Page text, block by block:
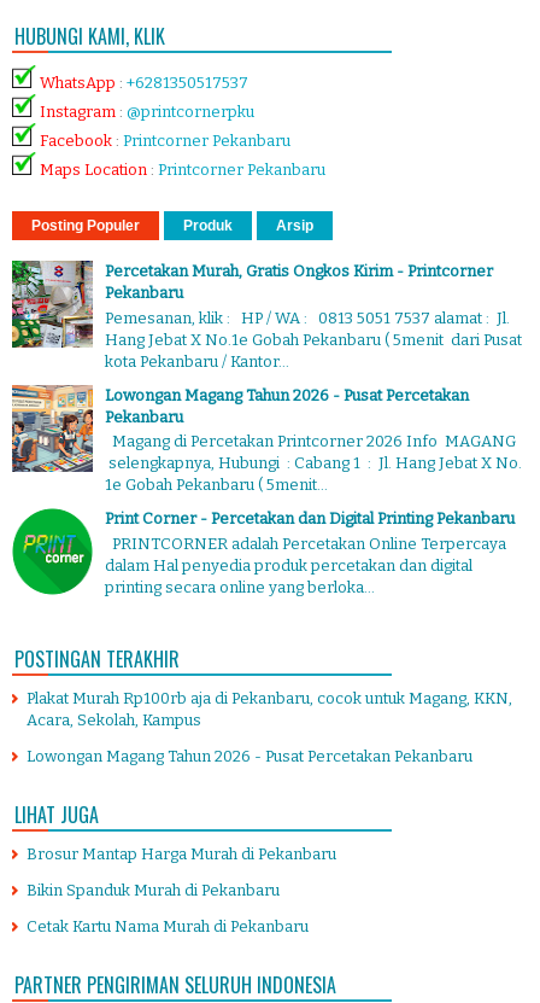
HUBUNGI KAMI, KLIK
WhatsApp : +6281350517537
Instagram : @printcornerpku
Facebook : Printcorner Pekanbaru
Maps Location : Printcorner Pekanbaru
Posting Populer Produk Arsip
Percetakan Murah, Gratis Ongkos Kirim - Printcorner
Pekanbaru
Pemesanan, klik : HP / WA : 0813 5051 7537 alamat : Jl.
Hang Jebat X No.1e Gobah Pekanbaru ( 5menit dari Pusat
kota Pekanbaru / Kantor...
Lowongan Magang Tahun 2026 - Pusat Percetakan
Pekanbaru
Magang di Percetakan Printcorner 2026 Info MAGANG
selengkapnya, Hubungi : Cabang 1 : Jl. Hang Jebat X No.
1e Gobah Pekanbaru ( 5menit...
Print Corner - Percetakan dan Digital Printing Pekanbaru
PRINTCORNER adalah Percetakan Online Terpercaya
dalam Hal penyedia produk percetakan dan digital
printing secara online yang berloka...
POSTINGAN TERAKHIR
Plakat Murah Rp100rb aja di Pekanbaru, cocok untuk Magang, KKN,
Acara, Sekolah, Kampus
Lowongan Magang Tahun 2026 - Pusat Percetakan Pekanbaru
LIHAT JUGA
Brosur Mantap Harga Murah di Pekanbaru
Bikin Spanduk Murah di Pekanbaru
Cetak Kartu Nama Murah di Pekanbaru
PARTNER PENGIRIMAN SELURUH INDONESIA